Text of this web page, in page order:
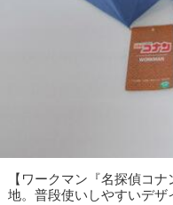
【ワークマン『名探偵コ
地。普段使いしやすいデ